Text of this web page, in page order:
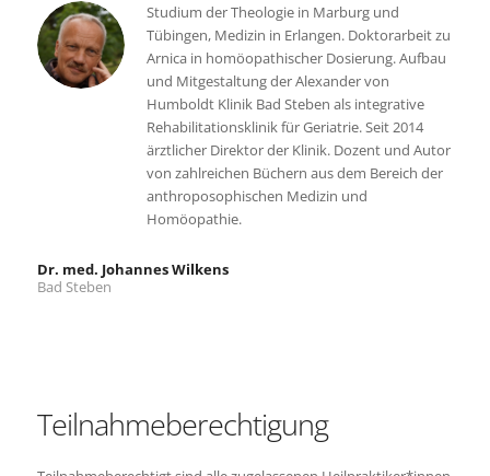
Studium der Theologie in Marburg und
Tübingen, Medizin in Erlangen. Doktorarbeit zu
Arnica in homöopathischer Dosierung. Aufbau
und Mitgestaltung der Alexander von
Humboldt Klinik Bad Steben als integrative
Rehabilitationsklinik für Geriatrie. Seit 2014
ärztlicher Direktor der Klinik. Dozent und Autor
von zahlreichen Büchern aus dem Bereich der
anthroposophischen Medizin und
Homöopathie.
Dr. med. Johannes Wilkens
Bad Steben
Teilnahmeberechtigung